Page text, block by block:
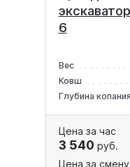
6
Вес
Ковш
Глубина копания
Цена за час
3 540 руб.
Цена за